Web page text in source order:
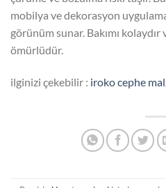
mobilya ve dekorasyon
görünüm sunar. Bakımı
ömürlüdür.
ilginizi çekebilir : iroko cephe